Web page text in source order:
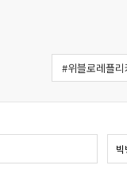
#위블로레플리